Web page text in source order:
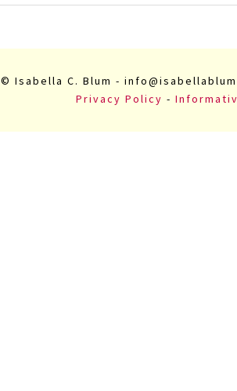
© Isabella C. Blum -
Privacy Policy -